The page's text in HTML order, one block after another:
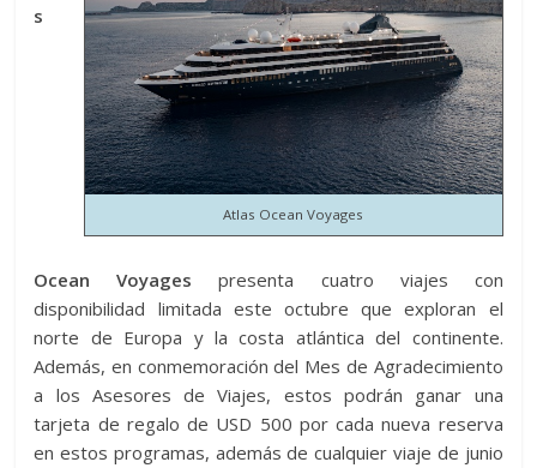
Atlas Ocean Voyages
s
Ocean Voyages presenta cuatro viajes con
disponibilidad limitada este octubre que exploran el
norte de Europa y la costa atlántica del continente.
Además, en conmemoración del Mes de Agradecimiento
a los Asesores de Viajes, estos podrán ganar una
tarjeta de regalo de USD 500 por cada nueva reserva
en estos programas, además de cualquier viaje de junio